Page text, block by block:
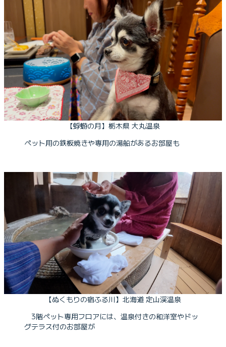
【蜉蝣の月】栃木県 大丸温泉
ペット用の鉄板焼きや専用の湯船があるお部屋も
【ぬくもりの宿ふる川】北海道 定山渓温泉
3階ペット専用フロアには、温泉付きの和洋室やドッ
グテラス付のお部屋が